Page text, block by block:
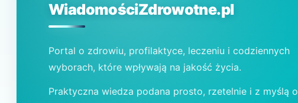
WiadomościZdrowotne.pl
Portal o zdrowiu, profilaktyce, leczeniu i codziennych
wyborach, które wpływają na jakość życia.
Praktyczna wiedza podana prosto, rzetelnie i z myślą o